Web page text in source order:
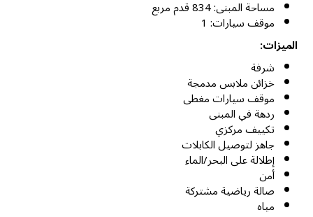
مساحة المبنى: 834 قدم مربع
موقف سيارات: 1
الميزات:
شرفة
خزائن ملابس مدمجة
موقف سيارات مغطى
ردهة في المبنى
تكييف مركزي
جاهز لتوصيل الكابلات
إطلالة على البحر/الماء
أمن
صالة رياضية مشتركة
مياه